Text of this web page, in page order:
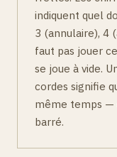
indiquent quel
3 (annulaire), 4
faut pas jouer
se joue à vide.
cordes signifie
même temps —
barré.